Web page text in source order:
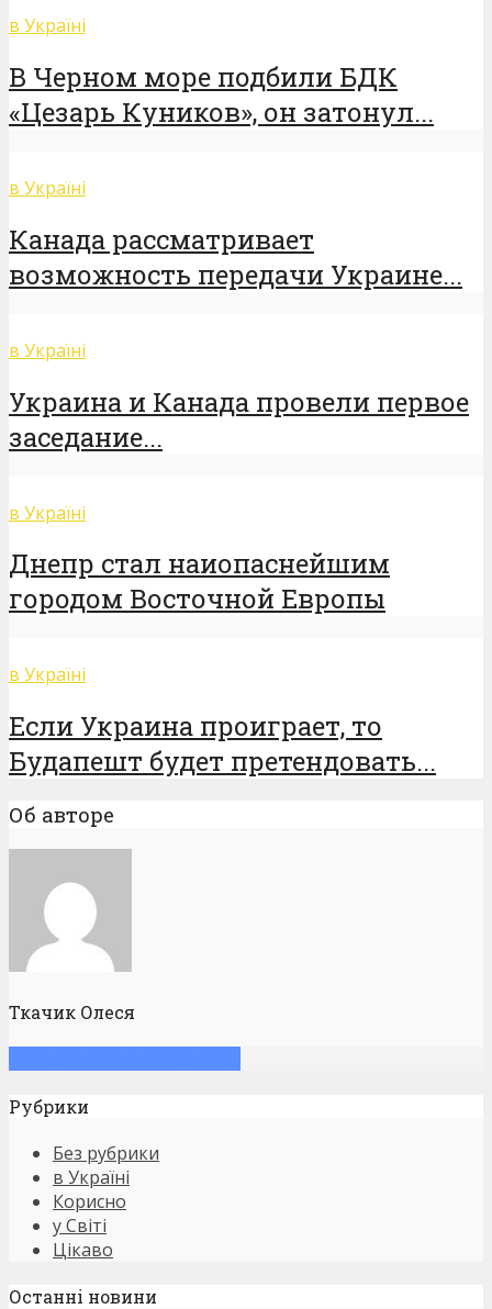
в Україні
В Черном море подбили БДК
«Цезарь Куников», он затонул...
в Україні
Канада рассматривает
возможность передачи Украине...
в Україні
Украина и Канада провели первое
заседание...
в Україні
Днепр стал наиопаснейшим
городом Восточной Европы
в Україні
Если Украина проиграет, то
Будапешт будет претендовать...
Об авторе
Ткачик Олеся
Рубрики
Без рубрики
в Україні
Корисно
у Світі
Цікаво
Останнi новини